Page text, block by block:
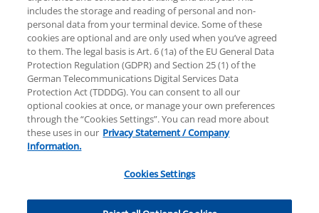
Rechtliche Hinweise Datenschutzerklärung
Sitemap Hilfe Unternehmensangaben
© 2025 KPMG AG Wirtschaftsprüfungsgesellschaft,
eine Aktiengesellschaft nach deutschem Recht und
ein Mitglied der globalen KPMG-Organisation
unabhängiger Mitgliedsfirmen, die KPMG
International Limited, einer Private English Company
includes the storage and reading of personal and non-
personal data from your terminal device. Some of these
cookies are optional and are only used when you’ve agreed
to them. The legal basis is Art. 6 (1a) of the EU General Data
Protection Regulation (GDPR) and Section 25 (1) of the
German Telecommunications Digital Services Data
Protection Act (TDDDG). You can consent to all our
optional cookies at once, or manage your own preferences
through the “Cookies Settings”. You can read more about
these uses in our Privacy Statement / Company
Information.
Cookies Settings